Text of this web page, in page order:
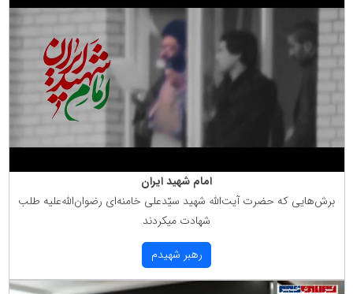
امام شهید ایران
برش‌هایی كه حضرت آیت‌الله شهید سیّدعلی خامنه‌ای رضوان‌الله‌علیه طلب
شهادت میكردند
رهبر شهیدم